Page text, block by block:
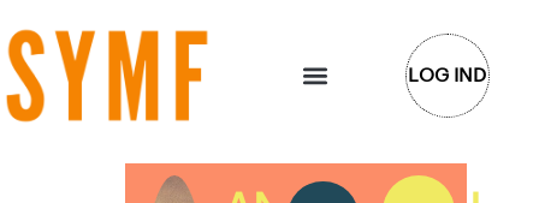
til
indholdet
LOG IND